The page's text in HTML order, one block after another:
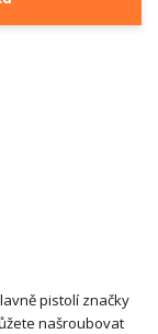
pistolí značky
našroubovat